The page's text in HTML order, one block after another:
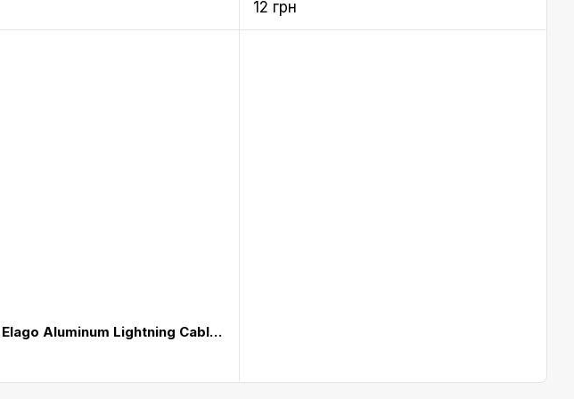
12 грн
Кабель Elago Aluminum Lightning Cable Rose Gold (ECA-ALRGD-IPL)